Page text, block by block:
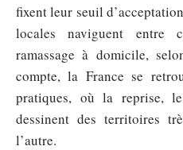
fixent leur seuil
locales naviguent entre
ramassage à domicile,
compte, la France se
pratiques, où la reprise,
dessinent des territoires
l’autre.